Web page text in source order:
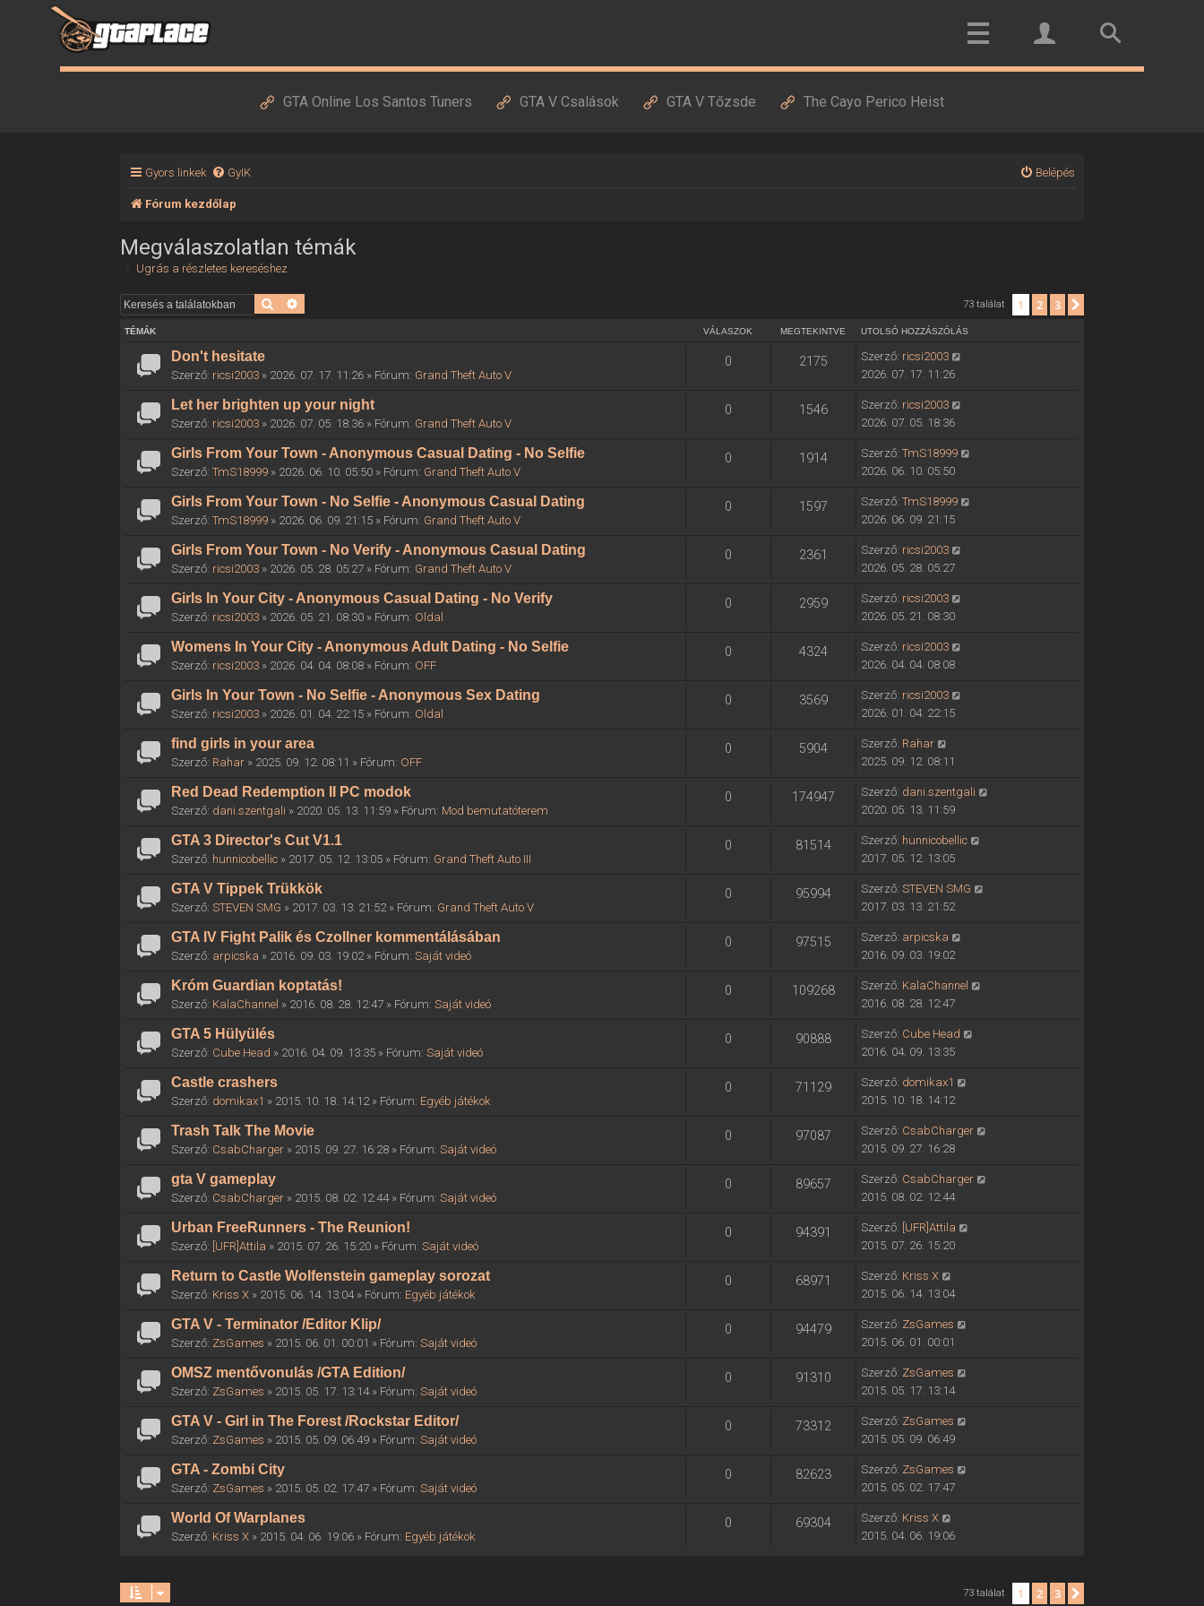
GTA Online Los Santos Tuners GTA V Csalások GTA V Tőzsde The Cayo Perico Heist
Gyors linkek GyIK Belépés
Fórum kezdőlap
Megválaszolatlan témák
Ugrás a részletes kereséshez
Keresés 73 találat 1 2 3
TÉMÁK VÁLASZOK MEGTEKINTVE UTOLSÓ HOZZÁSZÓLÁS
Don't hesitate
Szerző: ricsi2003 » 2026. 07. 17. 11:26 » Fórum: Grand Theft Auto V
0 2175 Szerző: ricsi2003
2026. 07. 17. 11:26
Let her brighten up your night
Szerző: ricsi2003 » 2026. 07. 05. 18:36 » Fórum: Grand Theft Auto V
0 1546 Szerző: ricsi2003
2026. 07. 05. 18:36
Girls From Your Town - Anonymous Casual Dating - No Selfie
Szerző:TmS18999 » 2026. 06. 10. 05:50 » Fórum: Grand Theft Auto V
0 1914 Szerző: TmS18999
2026. 06. 10. 05:50
Girls From Your Town - No Selfie - Anonymous Casual Dating
Szerző:TmS18999 » 2026. 06. 09. 21:15 » Fórum: Grand Theft Auto V
0 1597 Szerző: TmS18999
2026. 06. 09. 21:15
Girls From Your Town - No Verify - Anonymous Casual Dating
Szerző: ricsi2003 » 2026. 05. 28. 05:27 » Fórum: Grand Theft Auto V
0 2361 Szerző: ricsi2003
2026. 05. 28. 05:27
Girls In Your City - Anonymous Casual Dating - No Verify
Szerző: ricsi2003 » 2026. 05. 21. 08:30 » Fórum: Oldal
0 2959 Szerző: ricsi2003
2026. 05. 21. 08:30
Womens In Your City - Anonymous Adult Dating - No Selfie
Szerző: ricsi2003 » 2026. 04. 04. 08:08 » Fórum: OFF
0 4324 Szerző: ricsi2003
2026. 04. 04. 08:08
Girls In Your Town - No Selfie - Anonymous Sex Dating
Szerző: ricsi2003 » 2026. 01. 04. 22:15 » Fórum: Oldal
0 3569 Szerző: ricsi2003
2026. 01. 04. 22:15
find girls in your area
Szerző: Rahar » 2025. 09. 12. 08:11 » Fórum: OFF
0 5904 Szerző: Rahar
2025. 09. 12. 08:11
Red Dead Redemption II PC modok
Szerző: dani.szentgali » 2020. 05. 13. 11:59 » Fórum: Mod bemutatóterem
0 174947 Szerző: dani.szentgali
2020. 05. 13. 11:59
GTA 3 Director's Cut V1.1
Szerző: hunnicobellic » 2017. 05. 12. 13:05 » Fórum: Grand Theft Auto III
0 81514 Szerző: hunnicobellic
2017. 05. 12. 13:05
GTA V Tippek Trükkök
Szerző:STEVEN SMG » 2017. 03. 13. 21:52 » Fórum: Grand Theft Auto V
0 95994 Szerző: STEVEN SMG
2017. 03. 13. 21:52
GTA IV Fight Palik és Czollner kommentálásában
Szerző: arpicska » 2016. 09. 03. 19:02 » Fórum:Saját videó
0 97515 Szerző: arpicska
2016. 09. 03. 19:02
Króm Guardian koptatás!
Szerző: KalaChannel » 2016. 08. 28. 12:47 » Fórum:Saját videó
0 109268 Szerző: KalaChannel
2016. 08. 28. 12:47
GTA 5 Hülyülés
Szerző: Cube Head » 2016. 04. 09. 13:35 » Fórum:Saját videó
0 90888 Szerző: Cube Head
2016. 04. 09. 13:35
Castle crashers
Szerző: domikax1 » 2015. 10. 18. 14:12 » Fórum: Egyéb játékok
0 71129 Szerző: domikax1
2015. 10. 18. 14:12
Trash Talk The Movie
Szerző: CsabCharger » 2015. 09. 27. 16:28 » Fórum:Saját videó
0 97087 Szerző: CsabCharger
2015. 09. 27. 16:28
gta V gameplay
Szerző: CsabCharger » 2015. 08. 02. 12:44 » Fórum:Saját videó
0 89657 Szerző: CsabCharger
2015. 08. 02. 12:44
Urban FreeRunners - The Reunion!
Szerző: [UFR]Attila » 2015. 07. 26. 15:20 » Fórum:Saját videó
0 94391 Szerző: [UFR]Attila
2015. 07. 26. 15:20
Return to Castle Wolfenstein gameplay sorozat
Szerző: Kriss X » 2015. 06. 14. 13:04 » Fórum: Egyéb játékok
0 68971 Szerző: Kriss X
2015. 06. 14. 13:04
GTA V - Terminator /Editor Klip/
Szerző: ZsGames » 2015. 06. 01. 00:01 » Fórum:Saját videó
0 94479 Szerző: ZsGames
2015. 06. 01. 00:01
OMSZ mentővonulás /GTA Edition/
Szerző: ZsGames » 2015. 05. 17. 13:14 » Fórum:Saját videó
0 91310 Szerző: ZsGames
2015. 05. 17. 13:14
GTA V - Girl in The Forest /Rockstar Editor/
Szerző: ZsGames » 2015. 05. 09. 06:49 » Fórum:Saját videó
0 73312 Szerző: ZsGames
2015. 05. 09. 06:49
GTA - Zombi City
Szerző: ZsGames » 2015. 05. 02. 17:47 » Fórum:Saját videó
0 82623 Szerző: ZsGames
2015. 05. 02. 17:47
World Of Warplanes
Szerző: Kriss X » 2015. 04. 06. 19:06 » Fórum: Egyéb játékok
0 69304 Szerző: Kriss X
2015. 04. 06. 19:06
73 találat 1 2 3